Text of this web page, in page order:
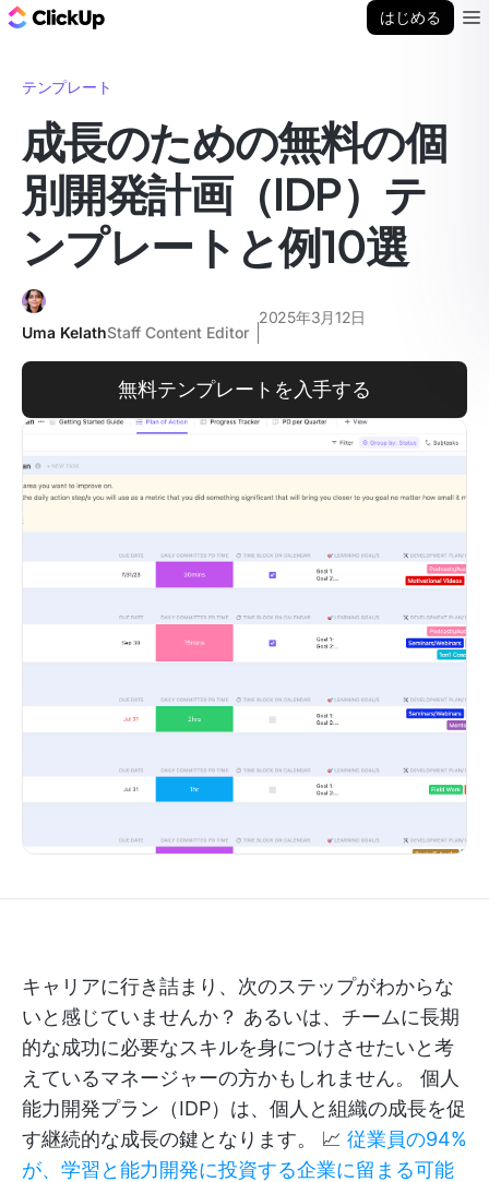
はじめる
テンプレート
成長のための無料の個
別開発計画（IDP）テ
ンプレートと例10選
Uma KelathStaff Content Editor
2025年3月12日
無料テンプレートを入手する
キャリアに行き詰まり、次のステップがわからな
いと感じていませんか？ あるいは、チームに長期
的な成功に必要なスキルを身につけさせたいと考
えているマネージャーの方かもしれません。 個人
能力開発プラン（IDP）は、個人と組織の成長を促
す継続的な成長の鍵となります。 📈 従業員の94%
が、学習と能力開発に投資する企業に留まる可能